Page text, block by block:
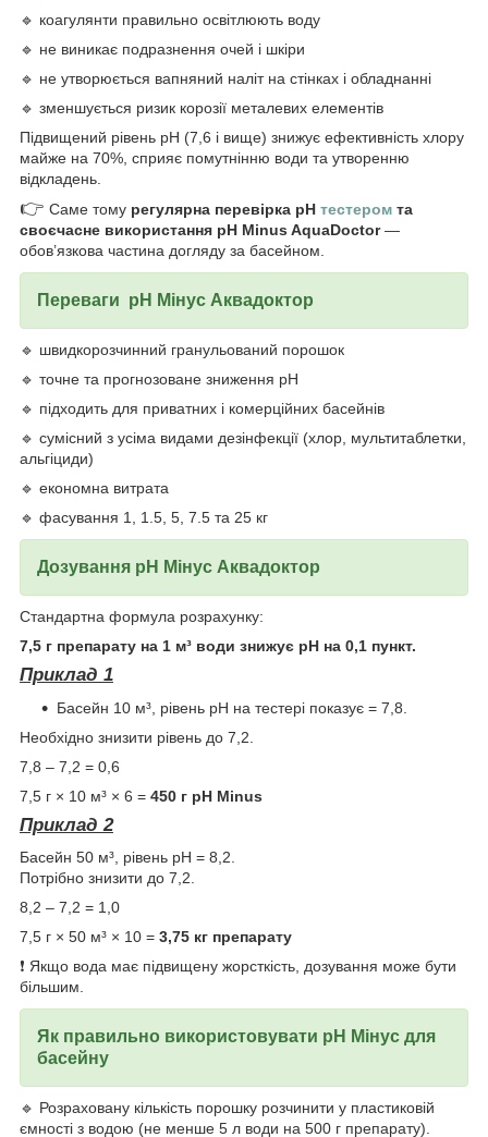
🔹 коагулянти правильно освітлюють воду
🔹 не виникає подразнення очей і шкіри
🔹 не утворюється вапняний наліт на стінках і обладнанні
🔹 зменшується ризик корозії металевих елементів
Підвищений рівень pH (7,6 і вище) знижує ефективність хлору
майже на 70%, сприяє помутнінню води та утворенню
відкладень.
👉 Саме тому регулярна перевірка pH тестером та
своєчасне використання pH Minus AquaDoctor—
обов’язкова частина догляду за басейном.
Переваги pH Мінус Аквадоктор
🔹 швидкорозчинний гранульований порошок
🔹 точне та прогнозоване зниження pH
🔹 підходить для приватних і комерційних басейнів
🔹 сумісний з усіма видами дезінфекції (хлор, мультитаблетки,
альгіциди)
🔹 економна витрата
🔹 фасування 1, 1.5, 5, 7.5 та 25 кг
Дозування pH Мінус Аквадоктор
Стандартна формула розрахунку:
7,5 г препарату на 1 м³ води знижує pH на 0,1 пункт.
Приклад 1
Басейн 10 м³, рівень pH на тестері показує = 7,8.
Необхідно знизити рівень до 7,2.
7,8 – 7,2 = 0,6
7,5 г × 10 м³ × 6 = 450 г pH Minus
Приклад 2
Басейн 50 м³, рівень pH = 8,2.
Потрібно знизити до 7,2.
8,2 – 7,2 = 1,0
7,5 г × 50 м³ × 10 = 3,75 кг препарату
❗ Якщо вода має підвищену жорсткість, дозування може бути
більшим.
Як правильно використовувати pH Мінус для
басейну
🔹 Розраховану кількість порошку розчинити у пластиковій
ємності з водою (не менше 5 л води на 500 г препарату).